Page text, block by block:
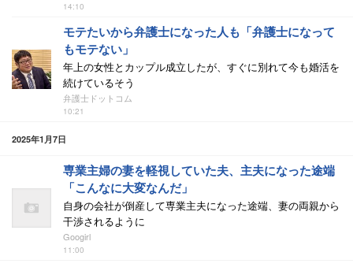
14:10
モテたいから弁護士になった人も「弁護士になって
もモテない」
年上の女性とカップル成立したが、すぐに別れて今も婚活を
続けているそう
弁護士ドットコム
10:21
2025年1月7日
専業主婦の妻を軽視していた夫、主夫になった途端
「こんなに大変なんだ」
自身の会社が倒産して専業主夫になった途端、妻の両親から
干渉されるように
Googirl
11:00